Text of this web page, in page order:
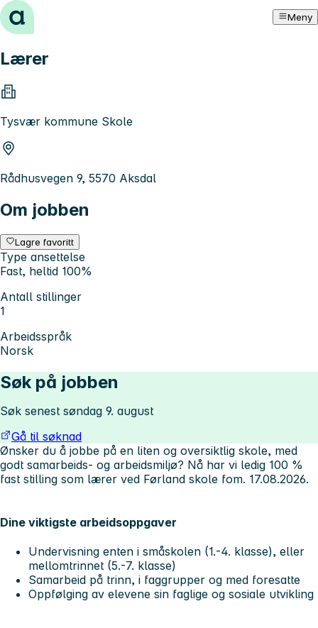
Hopp til innhold Meny
Lærer
Tysvær kommune Skole
Rådhusvegen 9, 5570 Aksdal
Om jobben
Lagre favoritt
Type ansettelse
Fast, heltid 100%
Antall stillinger
1
Arbeidsspråk
Norsk
Søk på jobben
Søk senest søndag 9. august
Gå til søknad
Ønsker du å jobbe på en liten og oversiktlig skole, med
godt samarbeids- og arbeidsmiljø? Nå har vi ledig 100 %
fast stilling som lærer ved Førland skole fom. 17.08.2026.
Dine viktigste arbeidsoppgaver
Undervisning enten i småskolen (1.-4. klasse), eller
mellomtrinnet (5.-7. klasse)
Samarbeid på trinn, i faggrupper og med foresatte
Oppfølging av elevene sin faglige og sosiale utvikling